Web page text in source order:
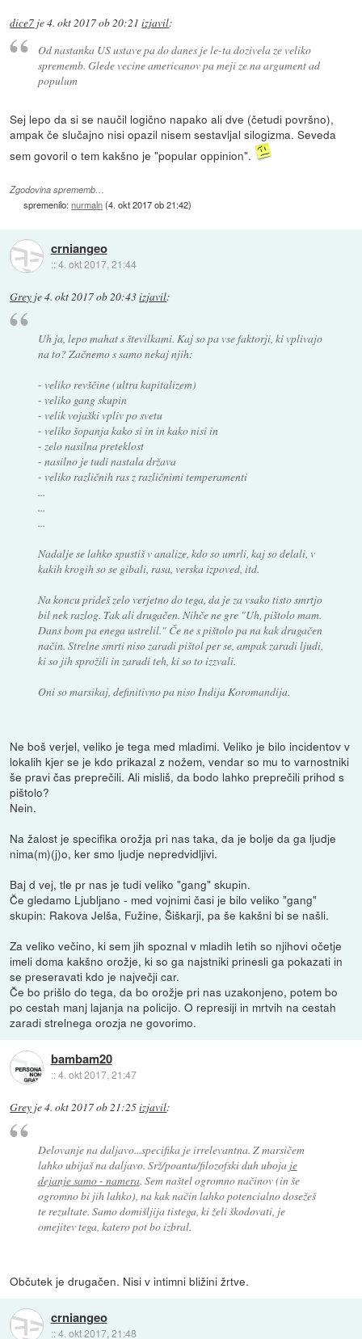
dice7 je4. okt 2017 ob 20:21 izjavil:
Od nastanka US ustave pa do danes je le-ta dozivela ze veliko
sprememb. Glede vecine americanov pa meji ze na argument ad
populum
Sej lepo da si se naučil logično napako ali dve (četudi površno),
ampak če slučajno nisi opazil nisem sestavljal silogizma. Seveda
sem govoril o tem kakšno je "popular oppinion".
Zgodovina sprememb…
spremenilo:nurmaln(4. okt 2017 ob 21:42)
crniangeo
::4. okt 2017, 21:44
Grey je4. okt 2017 ob 20:43izjavil:
Uh ja, lepo mahat s številkami. Kaj so pa vse faktorji, ki vplivajo
na to? Začnemo s samo nekaj njih:
- veliko revščine (ultra kapitalizem)
- veliko gang skupin
- velik vojaški vpliv po svetu
- veliko šopanja kako si in in kako nisi in
- zelo nasilna preteklost
- nasilno je tudi nastala država
- veliko različnih ras z različnimi temperamenti
...
...
...
Nadalje se lahko spustiš v analize, kdo so umrli, kaj so delali, v
kakih krogih so se gibali, rasa, verska izpoved, itd.
Na koncu prideš zelo verjetno do tega, da je za vsako tisto smrtjo
bil nek razlog. Tak ali drugačen. Nihče ne gre "Uh, pištolo mam.
Dans bom pa enega ustrelil." Če ne s pištolo pa na kak drugačen
način. Strelne smrti niso zaradi pištol per se, ampak zaradi ljudi,
ki so jih sprožili in zaradi teh, ki so to izzvali.
Oni so marsikaj, definitivno pa niso Indija Koromandija.
Ne boš verjel, veliko je tega med mladimi. Veliko je bilo incidentov v
lokalih kjer se je kdo prikazal z nožem, vendar so mu to varnostniki
še pravi čas preprečili. Ali misliš, da bodo lahko preprečili prihod s
pištolo?
Nein.
Na žalost je specifika orožja pri nas taka, da je bolje da ga ljudje
nima(m)(j)o, ker smo ljudje nepredvidljivi.
Baj d vej, tle pr nas je tudi veliko "gang" skupin.
Če gledamo Ljubljano - med vojnimi časi je bilo veliko "gang"
skupin: Rakova Jelša, Fužine, Šiškarji, pa še kakšni bi se našli.
Za veliko večino, ki sem jih spoznal v mladih letih so njihovi očetje
imeli doma kakšno orožje, ki so ga najstniki prinesli ga pokazati in
se preseravati kdo je največji car.
Če bo prišlo do tega, da bo orožje pri nas uzakonjeno, potem bo
po cestah manj lajanja na policijo. O represiji in mrtvih na cestah
zaradi strelnega orozja ne govorimo.
bambam20
::4. okt 2017, 21:47
Grey je4. okt 2017 ob 21:25izjavil:
Delovanje na daljavo...specifika je irrelevantna. Z marsičem
lahko ubijaš na daljavo. Srž/poanta/filozofski duh uboja je
dejanje samo - namera. Sem naštel ogromno načinov (in še
ogromno bi jih lahko), na kak način lahko potencialno dosežeš
te rezultate. Samo domišljija tistega, ki želi škodovati, je
omejitev tega, katero pot bo izbral.
Občutek je drugačen. Nisi v intimni bližini žrtve.
crniangeo
::4. okt 2017, 21:48